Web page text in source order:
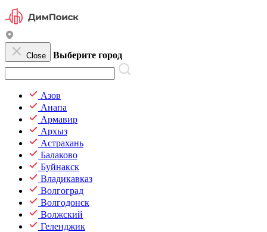
Close Выберите город
Азов
Анапа
Армавир
Архыз
Астрахань
Балаково
Буйнакск
Владикавказ
Волгоград
Волгодонск
Волжский
Геленджик